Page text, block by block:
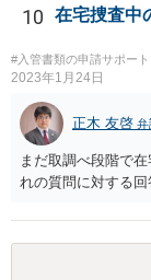
10 在宅捜査中
#入管書類の申請サポート
2023年1月24日
正木 友啓 弁
まだ取調べ段階で
れの質問に対する回